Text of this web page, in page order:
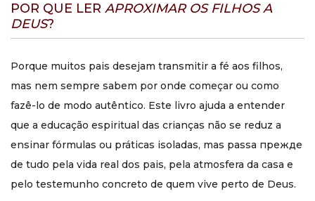
religiosa como obrigação
externa ou como resposta
livre?
Como resposta livre e consciente por amor. O livro mostra
que os pais devem convidar os filhos a Deus sem reduzir a
fé a formalidades vazias, ajudando-os a descobrir, pouco a
pouco, que Deus é o centro e o destino da vida.
Qual é a principal ideia do
livro sobre o papel dos pais?
POR QUE LER APROXIMAR OS FILHOS A
DEUS?
Porque muitos pais desejam transmitir a fé aos filhos,
mas nem sempre sabem por onde começar ou como
fazê-lo de modo autêntico. Este livro ajuda a entender
que a educação espiritual das crianças não se reduz a
ensinar fórmulas ou práticas isoladas, mas passa прежде
de tudo pela vida real dos pais, pela atmosfera da casa e
pelo testemunho concreto de quem vive perto de Deus.